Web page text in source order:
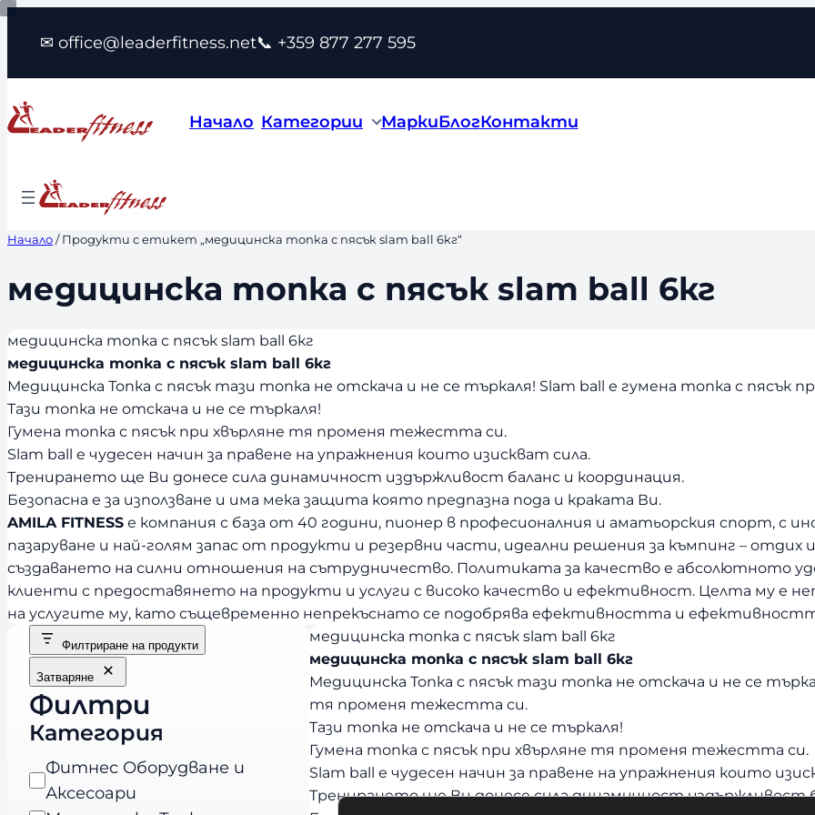
Към
съдържанието
✉ office@leaderfitness.net📞 +359 877 277 595
Начало Категории МаркиБлогКонтакти
Начало/ Продукти с етикет „медицинска топка с пясък slam ball 6кг“
медицинска топка с пясък slam ball 6кг
медицинска топка с пясък slam ball 6кг
медицинска топка с пясък slam ball 6кг
Медицинска Топка с пясък тази топка не отскача и не се търкаля! Slam ball е гумена топка с
Tази топка не отскача и не се търкаля!
Гумена топка с пясък при хвърляне тя променя тежестта си.
Slam ball е чудесен начин за правене на упражнения които изискват сила.
Тренирането ще Ви донесе сила динамичност издържливост баланс и координация.
Безопасна е за използване и има мека защита която предпазна пода и краката Ви.
AMILA FITNESS е компания с база от 40 години, пионер в професионалния и аматьорския спорт, с
пазаруване и най-голям запас от продукти и резервни части, идеални решения за къмпинг – отдих
създаването на силни отношения на сътрудничество. Политиката за качество е абсолютното
клиенти с предоставянето на продукти и услуги с високо качество и ефективност. Целта му е
на услугите му, като същевременно непрекъснато се подобрява ефективността и
Филтриране на продукти
Затваряне
Филтри
Категория
а
Фитнес Оборудване и
Аксесоари
медицинска топка с пясък slam ball 6кг
медицинска топка с пясък slam ball 6кг
Медицинска Топка с пясък тази топка не отскача и не се
тя променя тежестта си.
Tази топка не отскача и не се търкаля!
Гумена топка с пясък при хвърляне тя променя тежестта си.
Slam ball е чудесен начин за правене на упражнения които
Тренирането ще Ви донесе сила динамичност издържливост